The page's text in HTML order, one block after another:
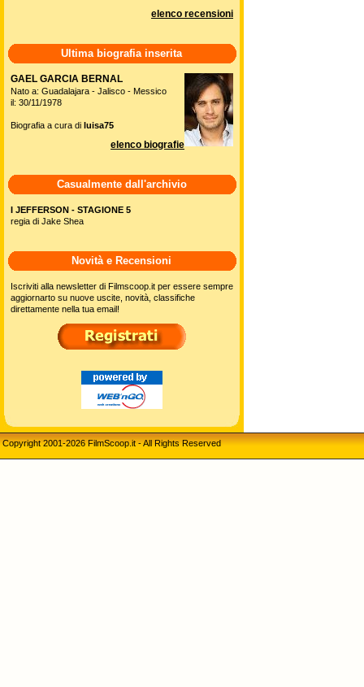
elenco recensioni
Ultima biografia inserita
GAEL GARCIA BERNAL
Nato a: Guadalajara - Jalisco - Messico
il: 30/11/1978
Biografia a cura di luisa75
elenco biografie
Casualmente dall'archivio
I JEFFERSON - STAGIONE 5
regia di Jake Shea
Novità e Recensioni
Iscriviti alla newsletter di Filmscoop.it per essere sempre
aggiornarto su nuove uscite, novità, classifiche
direttamente nella tua email!
Copyright 2001-2026 FilmScoop.it - All Rights Reserved